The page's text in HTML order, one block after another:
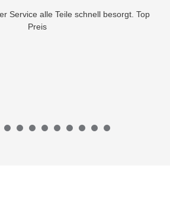
Service alle Teile schnell besorgt. Top
Preis
4 5 6 7 8 9 10 11 12